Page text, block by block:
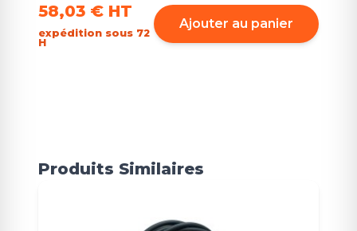
58,03 € HT
expédition sous 72
H
Ajouter au panier
Produits Similaires